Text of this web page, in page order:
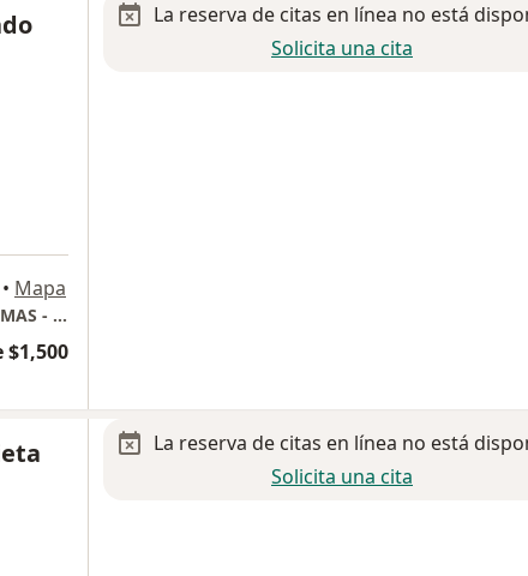
• Mapa
MH Oftalmologia (MEDICAL CENTER INTERLOMAS - PISO 6 - CONSULTORIO C-108)
$1,500
La reserva de citas en línea no está
Solicita una cita
La reserva de citas en línea no está
Solicita una cita